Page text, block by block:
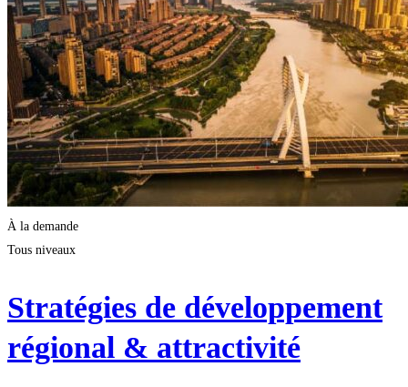
À la demande
Tous niveaux
Stratégies de développement
régional & attractivité